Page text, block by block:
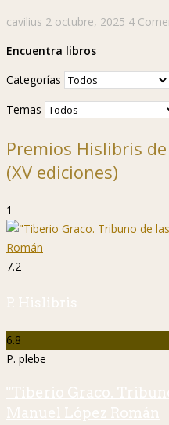
cavilius 2 octubre, 2025 4
Encuentra libros
Categorías
Temas
Premios Hislibris
(XV ediciones)
1
7.2
P. Hislibris
6.8
P. plebe
"Tiberio Graco.
Manuel López Román